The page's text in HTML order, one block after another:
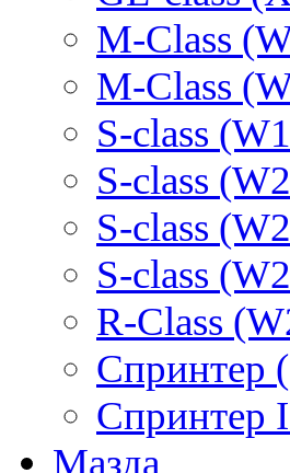
M-Class
M-Class
S-class
S-class
S-class
S-class
R-Class
Спринтер
Спринтер
Мазда